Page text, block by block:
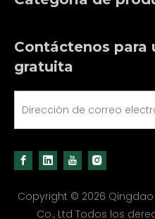
Contáctenos para
gratuita
Copyright © 2026
Co., Ltd Todos los